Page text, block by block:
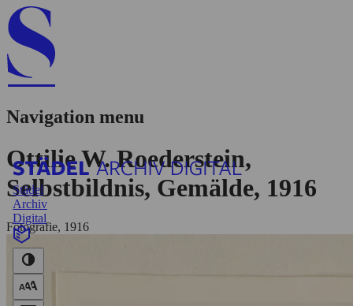
Navigation menu
Städel
Archiv
Digital
Ottilie W. Roederstein,
Selbstbildnis, Gemälde, 1916
Fotografie, 1916